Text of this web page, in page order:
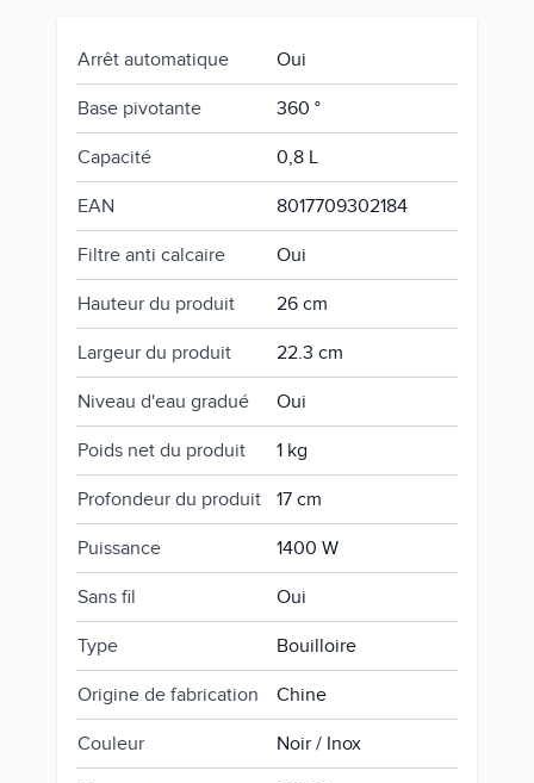
Arrêt automatique Oui
Base pivotante 360 °
Capacité 0,8 L
EAN 8017709302184
Filtre anti calcaire Oui
Hauteur du produit 26 cm
Largeur du produit 22.3 cm
Niveau d'eau gradué Oui
Poids net du produit 1 kg
Profondeur du produit 17 cm
Puissance 1400 W
Sans fil Oui
Type Bouilloire
Origine de fabrication Chine
Couleur Noir / Inox